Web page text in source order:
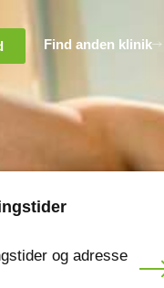
Find anden klinik
og adresse